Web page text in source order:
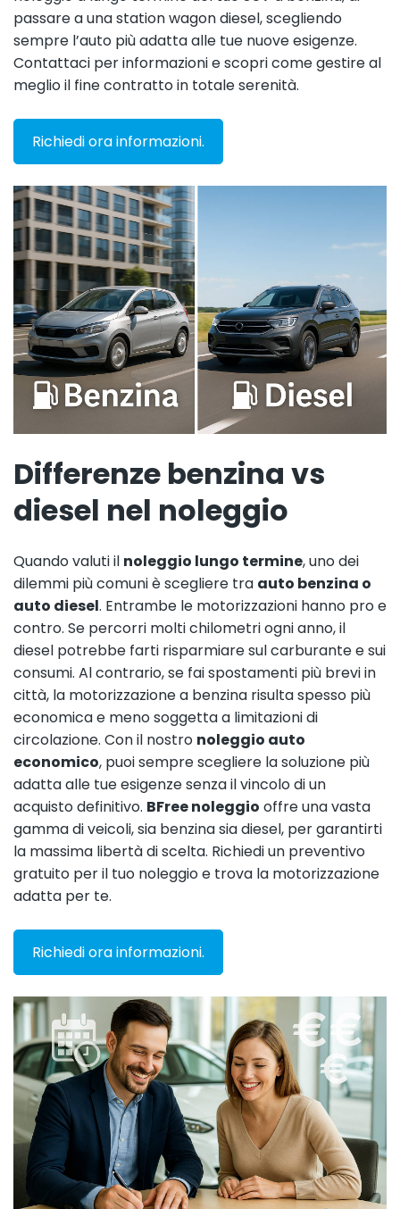
passare a una station wagon diesel, scegliendo
sempre l’auto più adatta alle tue nuove esigenze.
Contattaci per informazioni e scopri come gestire al
meglio il fine contratto in totale serenità.
Richiedi ora informazioni.
Differenze benzina vs
diesel nel noleggio
Quando valuti il noleggio lungo termine, uno dei
dilemmi più comuni è scegliere tra auto benzina o
auto diesel. Entrambe le motorizzazioni hanno pro e
contro. Se percorri molti chilometri ogni anno, il
diesel potrebbe farti risparmiare sul carburante e sui
consumi. Al contrario, se fai spostamenti più brevi in
città, la motorizzazione a benzina risulta spesso più
economica e meno soggetta a limitazioni di
circolazione. Con il nostro noleggio auto
economico, puoi sempre scegliere la soluzione più
adatta alle tue esigenze senza il vincolo di un
acquisto definitivo. BFree noleggio offre una vasta
gamma di veicoli, sia benzina sia diesel, per garantirti
la massima libertà di scelta. Richiedi un preventivo
gratuito per il tuo noleggio e trova la motorizzazione
adatta per te.
Richiedi ora informazioni.